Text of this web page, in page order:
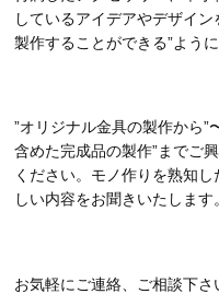
しているアイデアやデザイ
製作することができる”ように
”オリジナル金具の製作から”
含めた完成品の製作”までご
ください。モノ作りを熟知
しい内容をお聞きいたします
お気軽にご連絡、ご相談下さ